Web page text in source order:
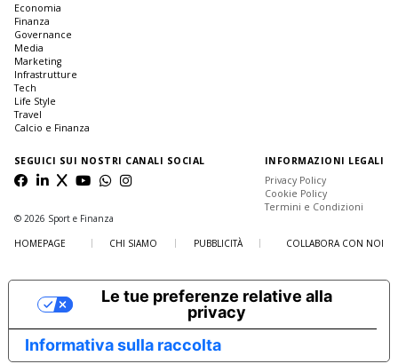
Economia
Finanza
Governance
Media
Marketing
Infrastrutture
Tech
Life Style
Travel
Calcio e Finanza
SEGUICI SUI NOSTRI CANALI SOCIAL
INFORMAZIONI LEGALI
Privacy Policy
Cookie Policy
Termini e Condizioni
© 2026 Sport e Finanza
HOMEPAGE
CHI SIAMO PUBBLICITÀ COLLABORA CON NOI
Informativa sulla raccolta
Le tue preferenze relative alla
privacy